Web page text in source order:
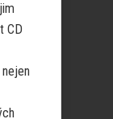
CD